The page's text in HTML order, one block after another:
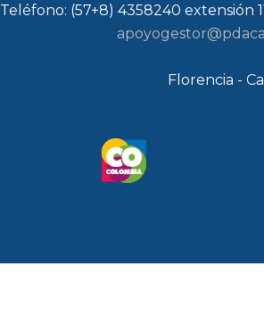
Teléfono: (57+8) 4358240 extensión
Florencia -